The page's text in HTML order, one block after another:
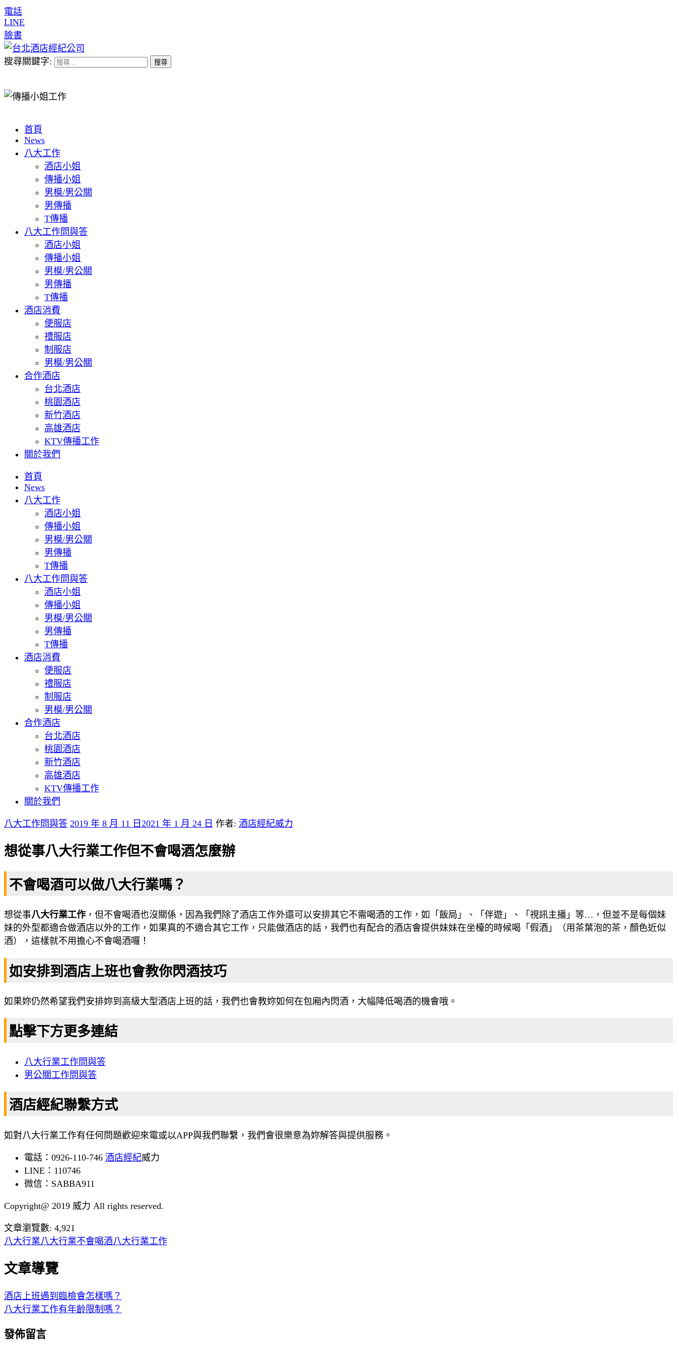
電話
LINE
臉書
搜尋關鍵字:
首頁
News
八大工作
酒店小姐
傳播小姐
男模/男公關
男傳播
T傳播
八大工作問與答
酒店小姐
傳播小姐
男模/男公關
男傳播
T傳播
酒店消費
便服店
禮服店
制服店
男模/男公關
合作酒店
台北酒店
桃園酒店
新竹酒店
高雄酒店
KTV傳播工作
關於我們
首頁
News
八大工作
酒店小姐
傳播小姐
男模/男公關
男傳播
T傳播
八大工作問與答
酒店小姐
傳播小姐
男模/男公關
男傳播
T傳播
酒店消費
便服店
禮服店
制服店
男模/男公關
合作酒店
台北酒店
桃園酒店
新竹酒店
高雄酒店
KTV傳播工作
關於我們
八大工作問與答 2019 年 8 月 11 日 2021 年 1 月 24 日 作者: 酒店經紀威力
想從事八大行業工作但不會喝酒怎麼辦
不會喝酒可以做八大行業嗎？
想從事八大行業工作 ，但不會喝酒也沒關係，因為我們除了酒店工作外還可以安排其它不需喝酒的工作，如「飯局」、「伴遊」、「視訊主播」等…，但並不是每個妹
妹的外型都適合做酒店以外的工作，如果真的不適合其它工作，只能做酒店的話，我們也有配合的酒店會提供妹妹在坐檯的時候喝「假酒」（用茶葉泡的茶，顏色近似
酒），這樣就不用擔心不會喝酒囉！
如安排到酒店上班也會教你閃酒技巧
如果妳仍然希望我們安排妳到高級大型酒店上班的話，我們也會教妳如何在包廂內閃酒，大幅降低喝酒的機會哦。
點擊下方更多連結
八大行業工作問與答
男公關工作問與答
酒店經紀聯繫方式
如對八大行業工作有任何問題歡迎來電或以APP與我們聯繫，我們會很樂意為妳解答與提供服務。
電話：0926-110-746 酒店經紀威力
LINE：110746
微信：SABBA911
Copyright@ 2019 威力 All rights reserved.
文章瀏覽數: 4,921
八大行業八大行業不會喝酒八大行業工作
文章導覽
酒店上班遇到臨檢會怎樣嗎？
八大行業工作有年齡限制嗎？
發佈留言